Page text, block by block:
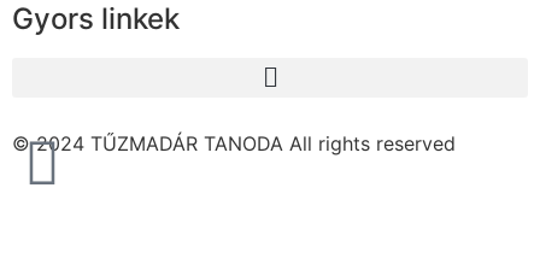
Gyors linkek
© 2024 TŰZMADÁR TANODA All rights reserved